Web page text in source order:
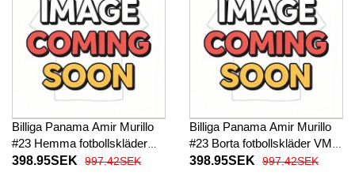
Billiga Panama Amir Murillo
#23 Hemma fotbollskläder
VM 2026 Kortärmad
398.95SEK 997.42SEK
Billiga Panama Amir Murillo
#23 Borta fotbollskläder VM
2026 Kortärmad
398.95SEK 997.42SEK